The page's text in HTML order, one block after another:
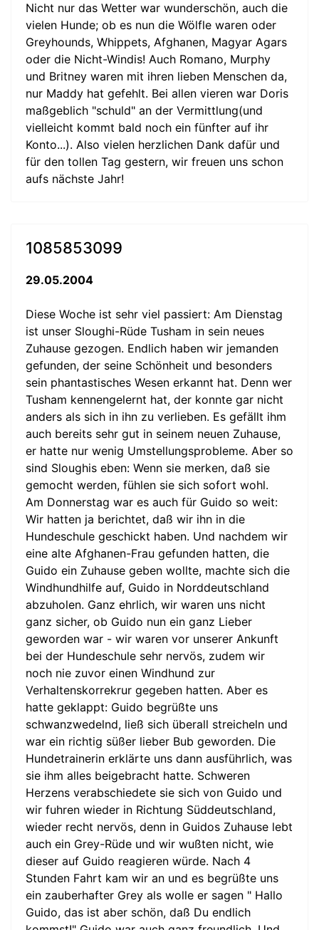
Nicht nur das Wetter war wunderschön, auch die
vielen Hunde; ob es nun die Wölfle waren oder
Greyhounds, Whippets, Afghanen, Magyar Agars
oder die Nicht-Windis! Auch Romano, Murphy
und Britney waren mit ihren lieben Menschen da,
nur Maddy hat gefehlt. Bei allen vieren war Doris
maßgeblich "schuld" an der Vermittlung(und
vielleicht kommt bald noch ein fünfter auf ihr
Konto...). Also vielen herzlichen Dank dafür und
für den tollen Tag gestern, wir freuen uns schon
aufs nächste Jahr!
1085853099
29.05.2004
Diese Woche ist sehr viel passiert: Am Dienstag
ist unser Sloughi-Rüde Tusham in sein neues
Zuhause gezogen. Endlich haben wir jemanden
gefunden, der seine Schönheit und besonders
sein phantastisches Wesen erkannt hat. Denn wer
Tusham kennengelernt hat, der konnte gar nicht
anders als sich in ihn zu verlieben. Es gefällt ihm
auch bereits sehr gut in seinem neuen Zuhause,
er hatte nur wenig Umstellungsprobleme. Aber so
sind Sloughis eben: Wenn sie merken, daß sie
gemocht werden, fühlen sie sich sofort wohl.
Am Donnerstag war es auch für Guido so weit:
Wir hatten ja berichtet, daß wir ihn in die
Hundeschule geschickt haben. Und nachdem wir
eine alte Afghanen-Frau gefunden hatten, die
Guido ein Zuhause geben wollte, machte sich die
Windhundhilfe auf, Guido in Norddeutschland
abzuholen. Ganz ehrlich, wir waren uns nicht
ganz sicher, ob Guido nun ein ganz Lieber
geworden war - wir waren vor unserer Ankunft
bei der Hundeschule sehr nervös, zudem wir
noch nie zuvor einen Windhund zur
Verhaltenskorrekrur gegeben hatten. Aber es
hatte geklappt: Guido begrüßte uns
schwanzwedelnd, ließ sich überall streicheln und
war ein richtig süßer lieber Bub geworden. Die
Hundetrainerin erklärte uns dann ausführlich, was
sie ihm alles beigebracht hatte. Schweren
Herzens verabschiedete sie sich von Guido und
wir fuhren wieder in Richtung Süddeutschland,
wieder recht nervös, denn in Guidos Zuhause lebt
auch ein Grey-Rüde und wir wußten nicht, wie
dieser auf Guido reagieren würde. Nach 4
Stunden Fahrt kam wir an und es begrüßte uns
ein zauberhafter Grey als wolle er sagen " Hallo
Guido, das ist aber schön, daß Du endlich